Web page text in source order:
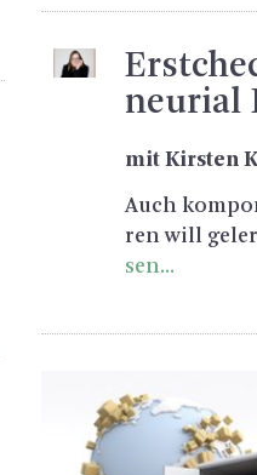
neu­ri­al
mit Kirs­ten
Auch
ren will
sen...